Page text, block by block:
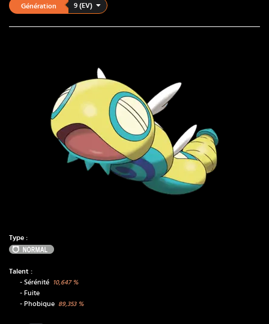
Génération 9 (EV)
Type :
Normal
Talent :
- Sérénité 10,647%
- Fuite
- Phobique 89,353%